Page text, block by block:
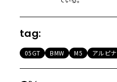
tag:
05GT BMW M5 アルピナ